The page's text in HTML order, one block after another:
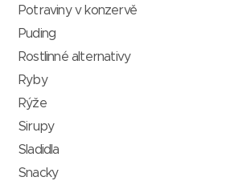
Potraviny v konzervě
Puding
Rostlinné alternativy
Ryby
Rýže
Sirupy
Sladidla
Snacky